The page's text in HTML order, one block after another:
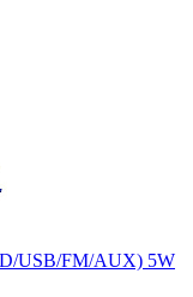
USB/FM/AUX) 5W